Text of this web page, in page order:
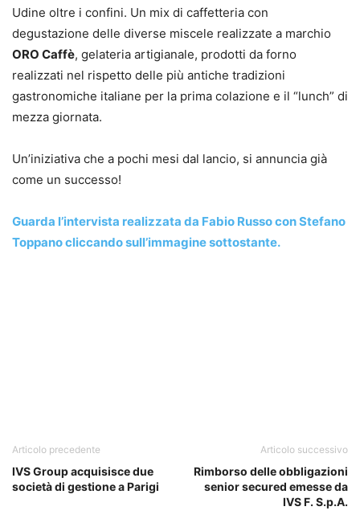
Udine oltre i confini. Un mix di caffetteria con
degustazione delle diverse miscele realizzate a marchio
ORO Caffè, gelateria artigianale, prodotti da forno
realizzati nel rispetto delle più antiche tradizioni
gastronomiche italiane per la prima colazione e il “lunch” di
mezza giornata.
Un’iniziativa che a pochi mesi dal lancio, si annuncia già
come un successo!
Guarda l’intervista realizzata da Fabio Russo con Stefano
Toppano cliccando sull’immagine sottostante.
Articolo precedente
IVS Group acquisisce due
società di gestione a Parigi
Articolo successivo
Rimborso delle obbligazioni
senior secured emesse da
IVS F. S.p.A.